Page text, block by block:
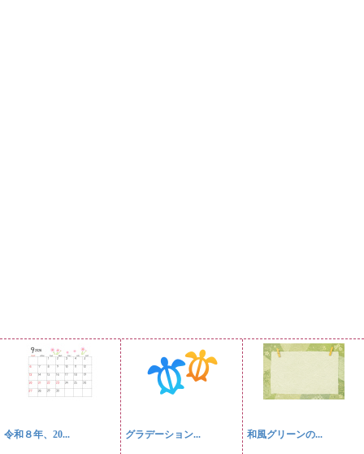
令和８年、20... グラデーション... 和風グリーンの...